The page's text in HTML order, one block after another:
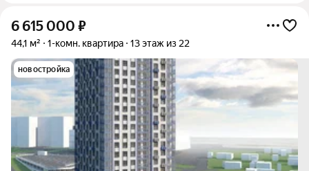
6 615 000 ₽
44,1 м² 1-комн. квартира 13 этаж из 22
новостройка